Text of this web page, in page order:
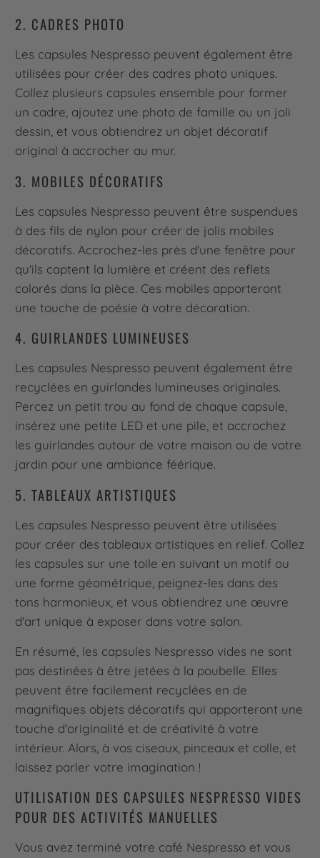
2. CADRES PHOTO
Les capsules Nespresso peuvent également être
utilisées pour créer des cadres photo uniques.
Collez plusieurs capsules ensemble pour former
un cadre, ajoutez une photo de famille ou un joli
dessin, et vous obtiendrez un objet décoratif
original à accrocher au mur.
3. MOBILES DÉCORATIFS
Les capsules Nespresso peuvent être suspendues
à des fils de nylon pour créer de jolis mobiles
décoratifs. Accrochez-les près d'une fenêtre pour
qu'ils captent la lumière et créent des reflets
colorés dans la pièce. Ces mobiles apporteront
une touche de poésie à votre décoration.
4. GUIRLANDES LUMINEUSES
Les capsules Nespresso peuvent également être
recyclées en guirlandes lumineuses originales.
Percez un petit trou au fond de chaque capsule,
insérez une petite LED et une pile, et accrochez
les guirlandes autour de votre maison ou de votre
jardin pour une ambiance féérique.
5. TABLEAUX ARTISTIQUES
Les capsules Nespresso peuvent être utilisées
pour créer des tableaux artistiques en relief. Collez
les capsules sur une toile en suivant un motif ou
une forme géométrique, peignez-les dans des
tons harmonieux, et vous obtiendrez une œuvre
d'art unique à exposer dans votre salon.
En résumé, les capsules Nespresso vides ne sont
pas destinées à être jetées à la poubelle. Elles
peuvent être facilement recyclées en de
magnifiques objets décoratifs qui apporteront une
touche d'originalité et de créativité à votre
intérieur. Alors, à vos ciseaux, pinceaux et colle, et
laissez parler votre imagination !
UTILISATION DES CAPSULES NESPRESSO VIDES
POUR DES ACTIVITÉS MANUELLES
Vous avez terminé votre café Nespresso et vous